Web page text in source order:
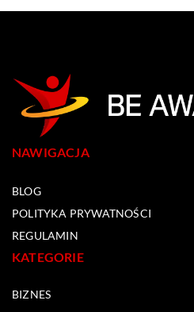
NAWIGACJA
BLOG
POLITYKA PRYWATNOŚCI
REGULAMIN
KATEGORIE
BIZNES